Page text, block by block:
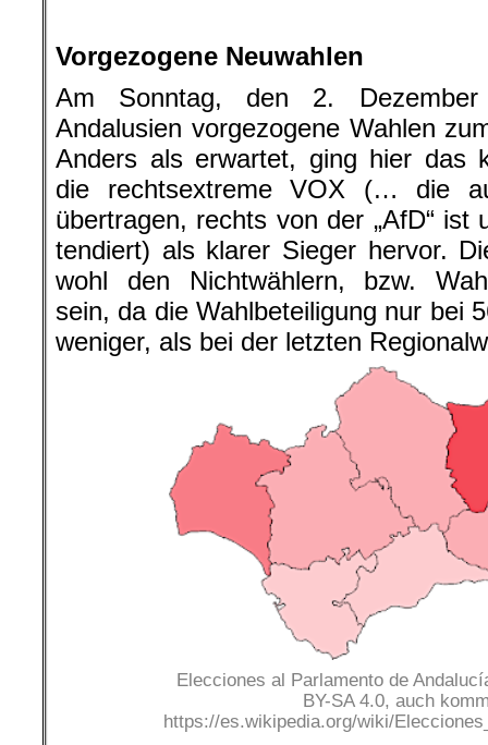
Vorgezogene Neuwahlen
Am Sonntag, den 2.
Andalusien vorgezogene Wahlen
Anders als erwartet, ging hier das
die rechtsextreme VOX (… die
übertragen, rechts von der „AfD“ ist
tendiert) als klarer Sieger hervor.
wohl den Nichtwählern, bzw.
sein, da die Wahlbeteiligung nur bei
weniger, als bei der letzten
Elecciones al Parlamento de
BY-SA 4.0, auch
https://es.wikipedia.org/wiki/